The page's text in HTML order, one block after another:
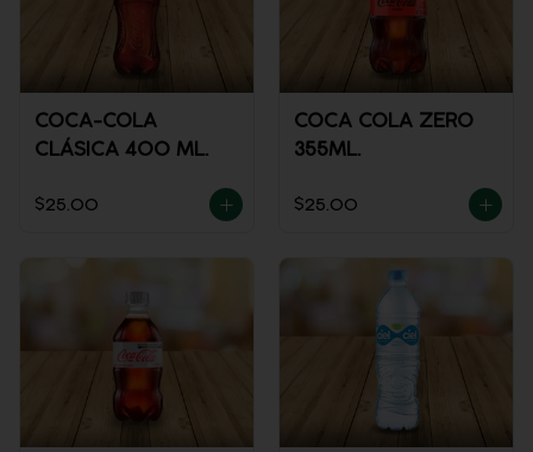
COCA-COLA
CLÁSICA 400 ML.
$25.00
COCA COLA ZERO
355ML.
$25.00